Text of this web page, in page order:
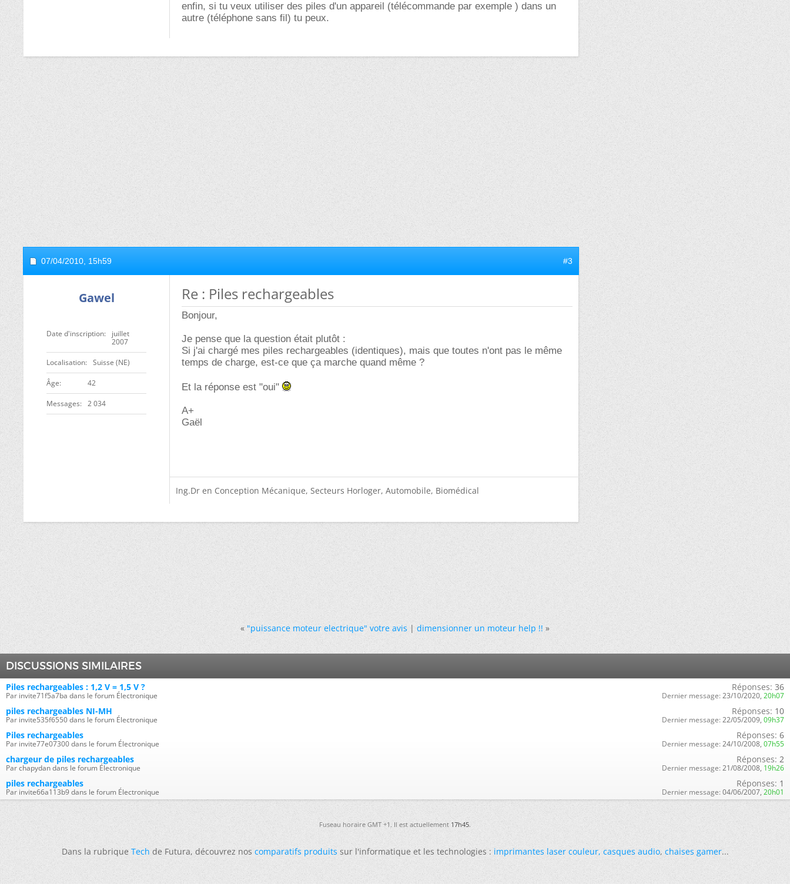
enfin, si tu veux utiliser des piles d'un appareil (télécommande par exemple ) dans un
autre (téléphone sans fil) tu peux.
07/04/2010, 15h59 #3
Gawel
Date d'inscription
juillet
2007
Localisation Suisse (NE)
ge 42
Messages 2 034
Re : Piles rechargeables
Bonjour,
Je pense que la question était plutôt :
Si j'ai chargé mes piles rechargeables (identiques), mais que toutes n'ont pas le même
temps de charge, est-ce que ça marche quand même ?
Et la réponse est "oui"
A+
Gaël
Ing.Dr en Conception Mécanique, Secteurs Horloger, Automobile, Biomédical
« "puissance moteur electrique" votre avis|dimensionner un moteur help !! »
DISCUSSIONS SIMILAIRES
Piles rechargeables : 1,2 V = 1,5 V ?
Par invite71f5a7ba dans le forum Électronique
Réponses: 36
Dernier message: 23/10/2020, 20h07
piles rechargeables NI-MH
Par invite535f6550 dans le forum Électronique
Réponses: 10
Dernier message: 22/05/2009, 09h37
Piles rechargeables
Par invite77e07300 dans le forum Électronique
Réponses: 6
Dernier message: 24/10/2008, 07h55
chargeur de piles rechargeables
Par chapydan dans le forum Électronique
Réponses: 2
Dernier message: 21/08/2008, 19h26
piles rechargeables
Par invite66a113b9 dans le forum Électronique
Réponses: 1
Dernier message: 04/06/2007, 20h01
Fuseau horaire GMT +1. Il est actuellement17h45.
Dans la rubriqueTechde Futura, découvrez noscomparatifs produitssur l'informatique et les technologies :imprimantes laser couleur,casques audio,chaises gamer...